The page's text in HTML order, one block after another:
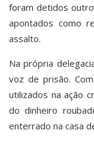
foram detidos
apontados como
assalto.
Na própria
voz de prisão.
utilizados na ação
do dinheiro
enterrado na casa